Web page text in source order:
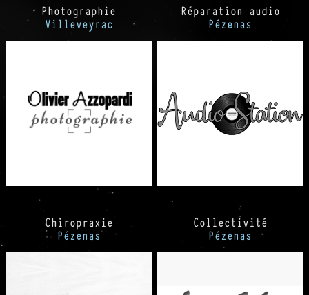
Photographie
Villeveyrac
Réparation audio
Pézenas
Chiropraxie
Pézenas
Collectivité
Pézenas